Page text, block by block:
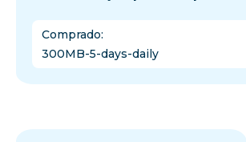
Comprado:
300MB-5-days-daily